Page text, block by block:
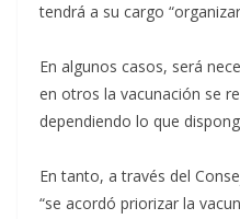
tendrá a su cargo
En algunos casos, será
en otros la vacunación se
dependiendo lo que
En tanto, a través del
“se acordó priorizar la